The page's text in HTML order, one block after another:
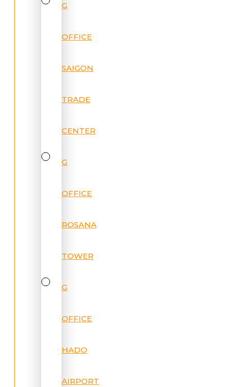
G
OFFICE
SAIGON
TRADE
CENTER
G
OFFICE
ROSANA
TOWER
G
OFFICE
HADO
AIRPORT